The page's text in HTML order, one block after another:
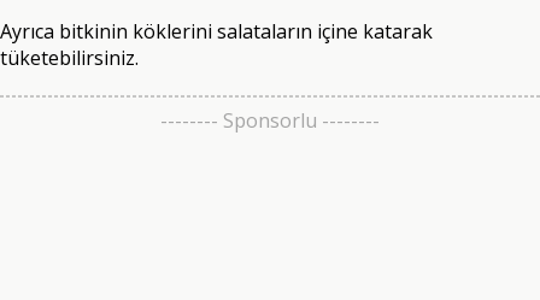
Ayrıca bitkinin köklerini salataların içine katarak
tüketebilirsiniz.
-------- Sponsorlu --------